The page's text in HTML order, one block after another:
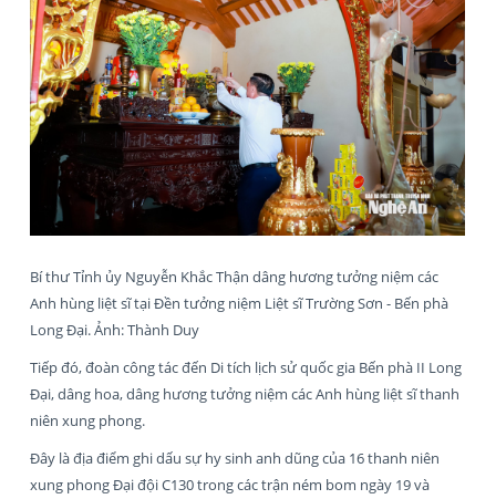
Bí thư Tỉnh ủy Nguyễn Khắc Thận dâng hương tưởng niệm các
Anh hùng liệt sĩ tại Đền tưởng niệm Liệt sĩ Trường Sơn - Bến phà
Long Đại. Ảnh: Thành Duy
Tiếp đó, đoàn công tác đến Di tích lịch sử quốc gia Bến phà II Long
Đại, dâng hoa, dâng hương tưởng niệm các Anh hùng liệt sĩ thanh
niên xung phong.
Đây là địa điểm ghi dấu sự hy sinh anh dũng của 16 thanh niên
xung phong Đại đội C130 trong các trận ném bom ngày 19 và